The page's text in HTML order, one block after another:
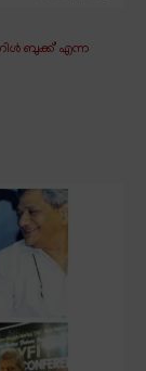
ബുക്ക്’ എന്ന